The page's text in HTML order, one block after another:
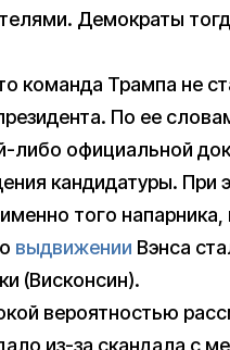
Демократы
команда Трампа не
По ее
либо официальной
кандидатуры. При
того
выдвижении Вэнса
(Висконсин).
вероятностью